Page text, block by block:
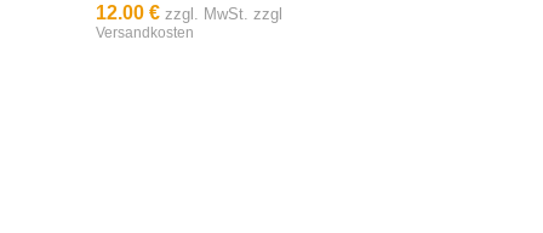
12.00 €zzgl. MwSt. zzgl
Versandkosten